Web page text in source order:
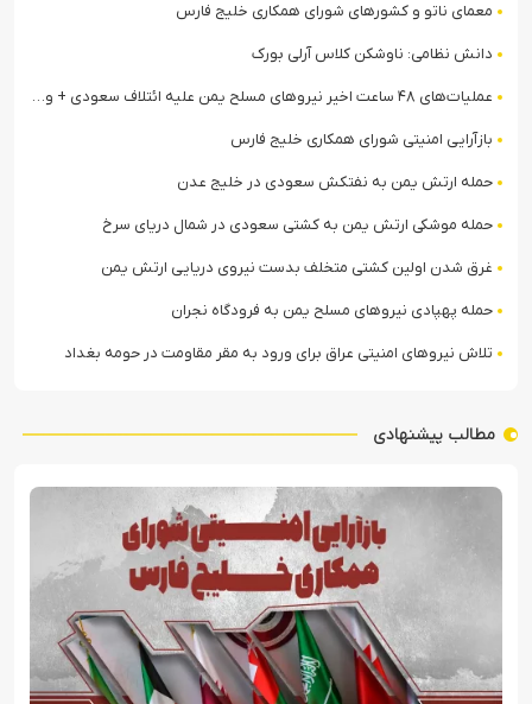
معمای ناتو و کشورهای شورای همکاری خلیج فارس
دانش نظامی: ناوشکن کلاس آرلی بورک
عملیات‌های ۴۸ ساعت اخیر نیروهای مسلح یمن علیه ائتلاف سعودی + ویدیو
بازآرایی امنیتی شورای همکاری خلیج فارس
حمله ارتش یمن به نفتکش سعودی در خلیج عدن
حمله موشکی ارتش یمن به کشتی سعودی در شمال دریای سرخ
غرق شدن اولین کشتی متخلف بدست نیروی دریایی ارتش یمن
حمله پهپادی نیروهای مسلح یمن به فرودگاه نجران
تلاش نیروهای امنیتی عراق برای ورود به مقر مقاومت در حومه بغداد
مطالب پیشنهادی